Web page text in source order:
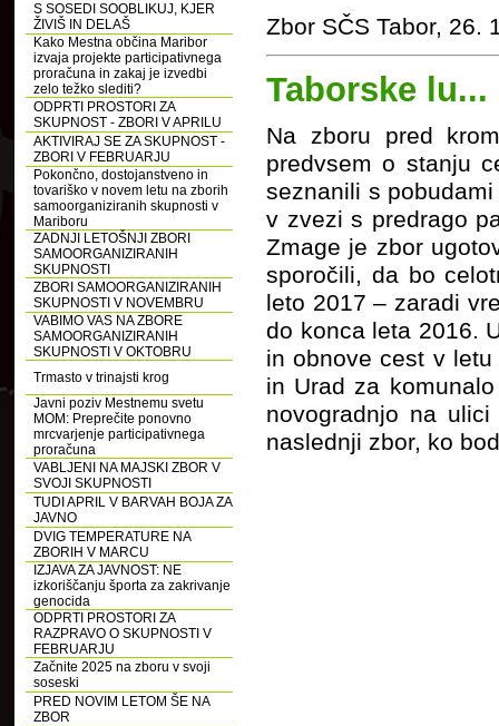
S SOSEDI SOOBLIKUJ, KJER
ŽIVIŠ IN DELAŠ
Kako Mestna občina Maribor
izvaja projekte participativnega
proračuna in zakaj je izvedbi
zelo težko slediti?
ODPRTI PROSTORI ZA
SKUPNOST - ZBORI V APRILU
AKTIVIRAJ SE ZA SKUPNOST -
ZBORI V FEBRUARJU
Pokončno, dostojanstveno in
tovariško v novem letu na zborih
samoorganiziranih skupnosti v
Mariboru
ZADNJI LETOŠNJI ZBORI
SAMOORGANIZIRANIH
SKUPNOSTI
ZBORI SAMOORGANIZIRANIH
SKUPNOSTI V NOVEMBRU
VABIMO VAS NA ZBORE
SAMOORGANIZIRANIH
SKUPNOSTI V OKTOBRU
Trmasto v trinajsti krog
Javni poziv Mestnemu svetu
MOM: Preprečite ponovno
mrcvarjenje participativnega
proračuna
VABLJENI NA MAJSKI ZBOR V
SVOJI SKUPNOSTI
TUDI APRIL V BARVAH BOJA ZA
JAVNO
DVIG TEMPERATURE NA
ZBORIH V MARCU
IZJAVA ZA JAVNOST: NE
izkoriščanju športa za zakrivanje
genocida
ODPRTI PROSTORI ZA
RAZPRAVO O SKUPNOSTI V
FEBRUARJU
Začnite 2025 na zboru v svoji
soseski
PRED NOVIM LETOM ŠE NA
ZBOR
Zbor SČS Tabor, 26.
Taborske lu...
Na zboru pred
predvsem o stanju
seznanili s
v zvezi s predrago
Zmage je zbor
sporočili, da bo
leto 2017 – zaradi
do konca leta 2016.
in obnove cest v
in Urad za
novogradnjo na
naslednji zbor, ko